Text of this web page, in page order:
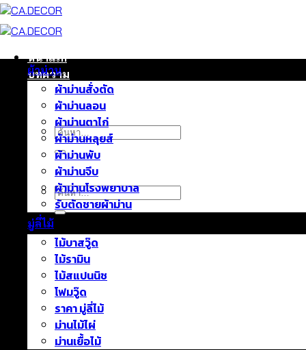
ข้าม
ยัง
หน้าแรก
บทความ
ติดต่อเรา
เกี่ยวกับเรา
ค้นหา:
ค้นหา:
ผ้าม่าน
ผ้าม่านสั่งตัด
ผ้าม่านลอน
ผ้าม่านตาไก่
ผ้าม่านหลุยส์
ผ้าม่านพับ
ผ้าม่านจีบ
ผ้าม่านโรงพยาบาล
รับตัดชายผ้าม่าน
มู่ลี่ไม้
ไม้บาสวู๊ด
ไม้รามิน
ไม้สแปนนิช
โฟมวู๊ด
ราคา มู่ลี่ไม้
ม่านไม้ไผ่
ม่านเยื้อไม้